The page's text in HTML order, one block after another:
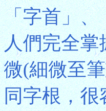
「字首」、
人們完全掌
微(細微至
同字根，很